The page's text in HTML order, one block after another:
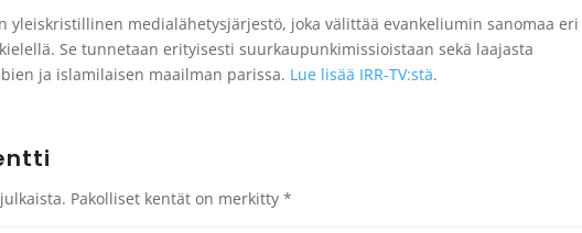
yleiskristillinen medialähetysjärjestö, joka välittää evankeliumin sanomaa eri
Se tunnetaan erityisesti suurkaupunkimissioistaan sekä laajasta
ja islamilaisen maailman parissa. Lue lisää IRR-TV:stä.
Pakolliset kentät on merkitty*